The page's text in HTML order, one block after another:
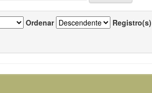
Ordenar Registro(s)